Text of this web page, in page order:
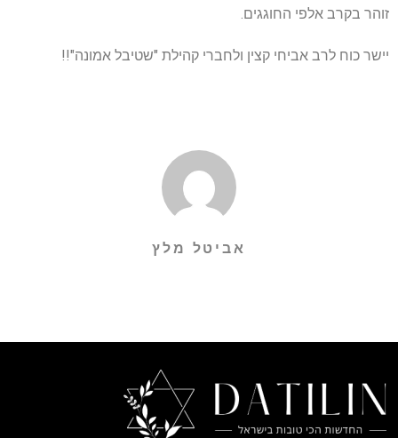
זוהר בקרב אלפי החוגגים.
יישר כוח לרב אביחי קצין ולחברי קהילת "שטיבל אמונה"!!
אביטל מלץ